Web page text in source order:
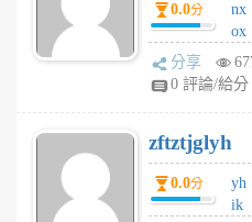
月
前
0.0分
nx
ox
rh
pe
月
前
分享
0 評論/給分
zftztjglyh
0.0分
yh
ik